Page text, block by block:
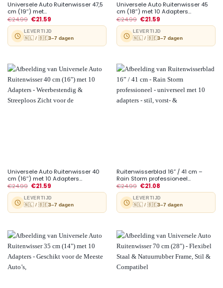
Universele Auto Ruitenwisser 47,5
cm (19″) met...
€24.99 €21.59
LEVERTIJD
🇳🇱 / 🇧🇪3–7 dagen
Universele Auto Ruitenwisser 45
cm (18″) met 10 Adapters...
€24.99 €21.59
LEVERTIJD
🇳🇱 / 🇧🇪3–7 dagen
Universele Auto Ruitenwisser 40
cm (16″) met 10 Adapters...
€24.99 €21.59
LEVERTIJD
🇳🇱 / 🇧🇪3–7 dagen
Ruitenwisserblad 16” / 41 cm –
Rain Storm professioneel...
€24.99 €21.08
LEVERTIJD
🇳🇱 / 🇧🇪3–7 dagen